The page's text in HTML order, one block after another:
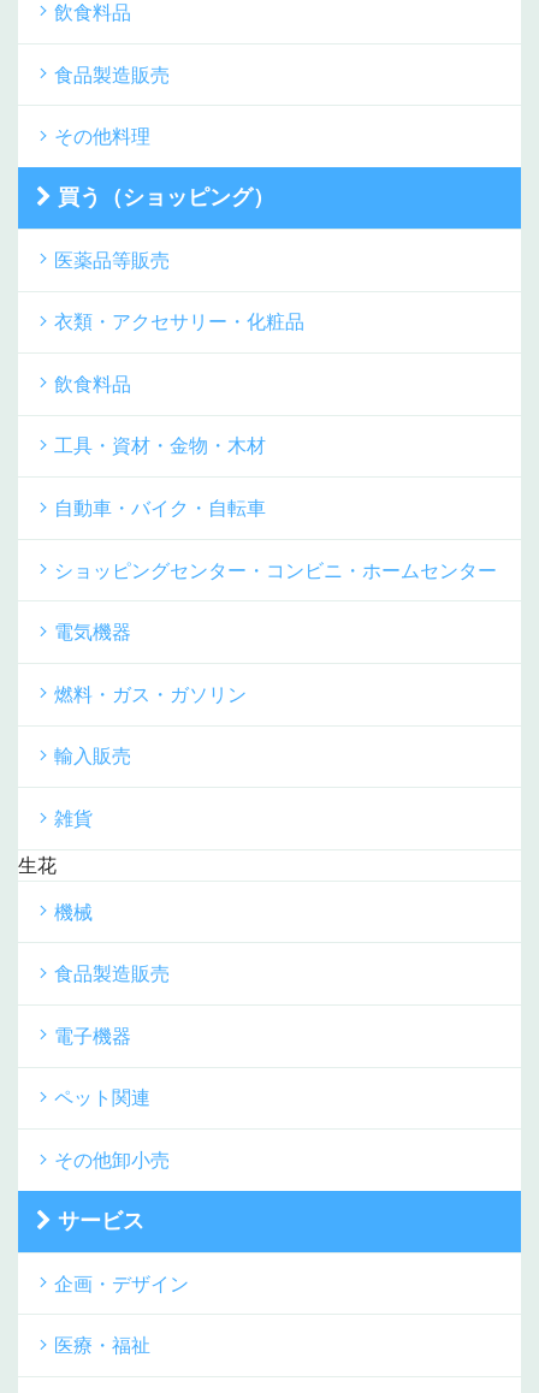
飲食料品
食品製造販売
その他料理
買う（ショッピング）
医薬品等販売
衣類・アクセサリー・化粧品
飲食料品
工具・資材・金物・木材
自動車・バイク・自転車
ショッピングセンター・コンビニ・ホームセンター
電気機器
燃料・ガス・ガソリン
輸入販売
雑貨
生花
機械
食品製造販売
電子機器
ペット関連
その他卸小売
サービス
企画・デザイン
医療・福祉